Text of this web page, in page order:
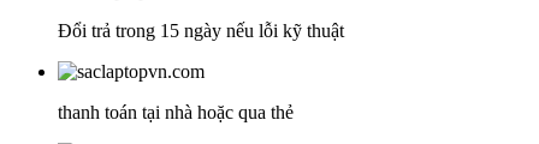
Đổi trả trong 15 ngày nếu lỗi kỹ thuật
thanh toán tại nhà hoặc qua thẻ